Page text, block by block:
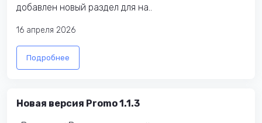
добавлен новый раздел для на..
16 апреля 2026
Подробнее
Новая версия Promo 1.1.3